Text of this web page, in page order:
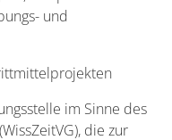
und
im Sinne des
die zur